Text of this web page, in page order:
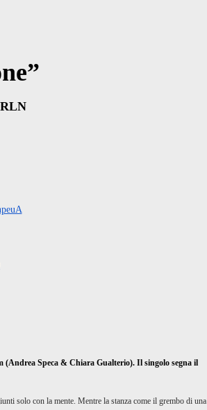
(Andrea Speca & Chiara Gualterio). Il singolo segna il
solo con la mente. Mentre la stanza come il grembo di una